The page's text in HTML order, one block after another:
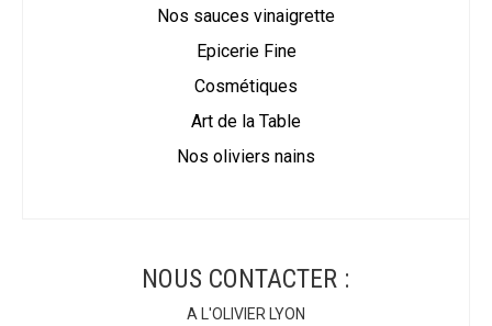
Nos sauces vinaigrette
Epicerie Fine
Cosmétiques
Art de la Table
Nos oliviers nains
NOUS CONTACTER :
A L'OLIVIER LYON